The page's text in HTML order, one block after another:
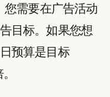
您需要在广告活动
目标。如果您想
预算是目标